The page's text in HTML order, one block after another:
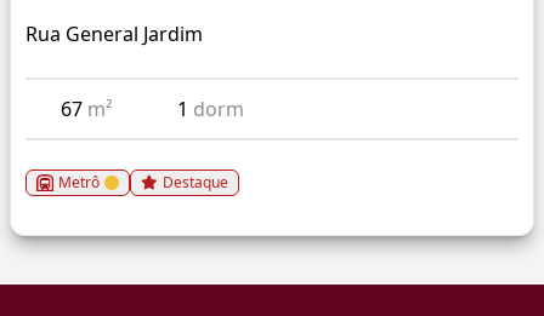
Rua General Jardim
67 m² 1 dorm
Metrô Destaque